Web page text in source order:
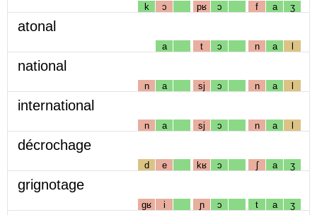
k ɔ pʁ ɔ f a ʒ
atonal
a t ɔ n a l
national
n a sj ɔ n a l
international
n a sj ɔ n a l
décrochage
d e kʁ ɔ ʃ a ʒ
grignotage
gʁ i ɲ ɔ t a ʒ